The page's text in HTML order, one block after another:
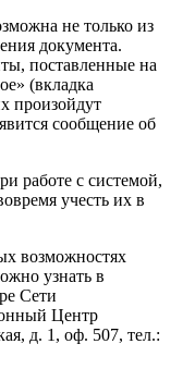
не только из
документа.
поставленные на
(вкладка
произойдут
сообщение об
работе с системой,
учесть их в
возможностях
узнать в
Сети
Центр
д. 1, оф. 507, тел.: